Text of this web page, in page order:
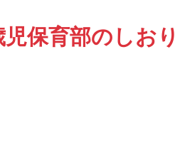
保育部のしおり